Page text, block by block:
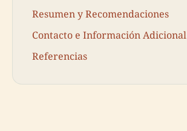
Resumen y Recomendaciones
Contacto e Información Adicional
Referencias